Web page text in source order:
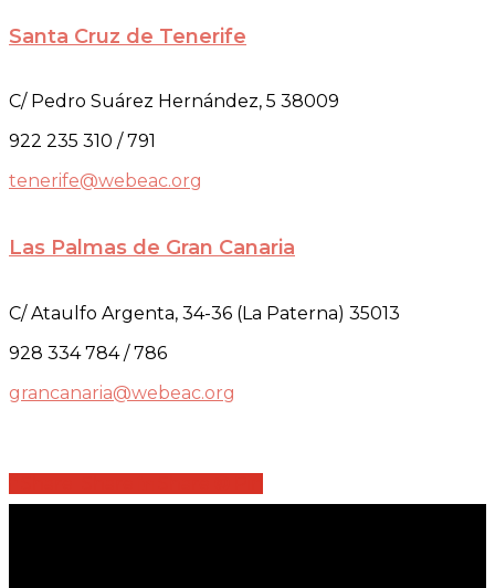
Santa Cruz de Tenerife
C/ Pedro Suárez Hernández, 5 38009
922 235 310 / 791
tenerife@webeac.org
Las Palmas de Gran Canaria
C/ Ataulfo Argenta, 34-36 (La Paterna) 35013
928 334 784 / 786
grancanaria@webeac.org